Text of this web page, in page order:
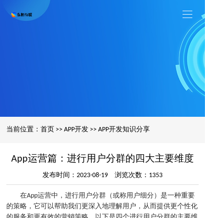
当前位置： 首页 >> APP开发>> APP开发知识分享
App运营篇：进行用户分群的四大主要维度
发布时间：2023-08-19 浏览次数：1353
在App运营中，进行用户分群（或称用户细分）是一种重要
的策略，它可以帮助我们更深入地理解用户，从而提供更个性化